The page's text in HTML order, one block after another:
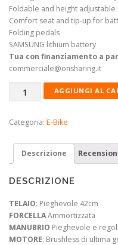
Foldable and height
Comfort seat and tip-up for
Folding pedals
SAMSUNG lithium battery
Tua con finanziamento a
commerciale@onsharing.it
ICON.E
PURE
quantità
AGGIUNGI AL
Categoria: E-Bike
Descrizione
DESCRIZIONE
TELAIO: Pieghevole 42cm
FORCELLAAmmortizzata
MANUBRIO Pieghevole e
MOTORE: Brushless di ultima